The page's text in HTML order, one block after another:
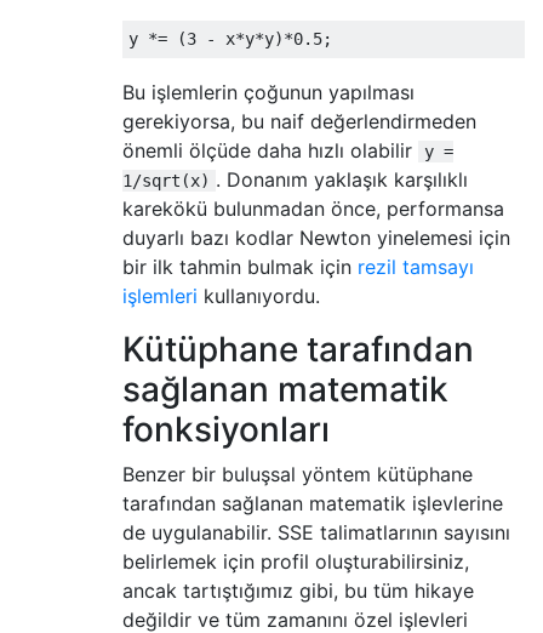
Bu işlemlerin çoğunun yapılması
gerekiyorsa, bu naif değerlendirmeden
önemli ölçüde daha hızlı olabilir
y =
1/sqrt(x) . Donanım yaklaşık karşılıklı
karekökü bulunmadan önce, performansa
duyarlı bazı kodlar Newton yinelemesi için
bir ilk tahmin bulmak için rezil tamsayı
işlemleri kullanıyordu.
Kütüphane tarafından
sağlanan matematik
fonksiyonları
Benzer bir buluşsal yöntem kütüphane
tarafından sağlanan matematik işlevlerine
de uygulanabilir. SSE talimatlarının sayısını
belirlemek için profil oluşturabilirsiniz,
ancak tartıştığımız gibi, bu tüm hikaye
değildir ve tüm zamanını özel işlevleri